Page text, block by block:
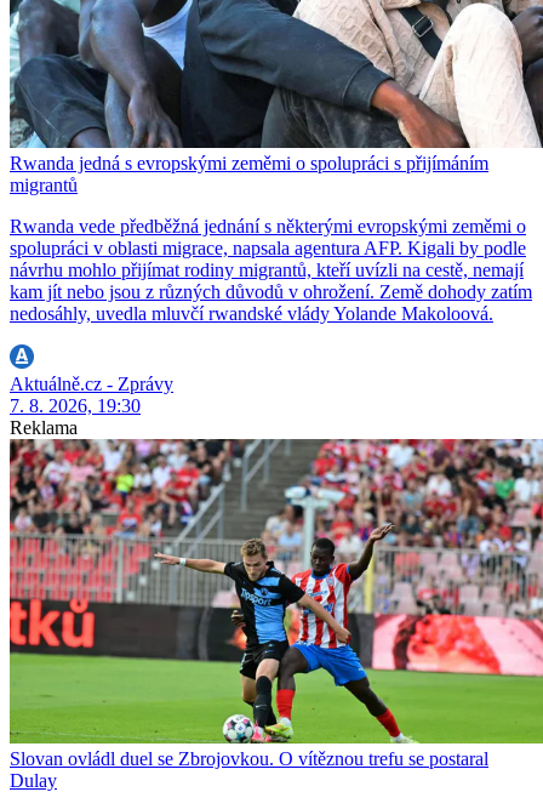
Rwanda jedná s evropskými zeměmi o spolupráci s přijímáním
migrantů
Rwanda vede předběžná jednání s některými evropskými zeměmi o
spolupráci v oblasti migrace, napsala agentura AFP. Kigali by podle
návrhu mohlo přijímat rodiny migrantů, kteří uvízli na cestě, nemají
kam jít nebo jsou z různých důvodů v ohrožení. Země dohody zatím
nedosáhly, uvedla mluvčí rwandské vlády Yolande Makoloová.
Aktuálně.cz - Zprávy
7. 8. 2026, 19:30
Reklama
Slovan ovládl duel se Zbrojovkou. O vítěznou trefu se postaral
Dulay